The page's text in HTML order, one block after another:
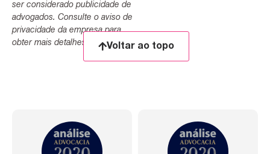
ser considerado publicidade de
advogados. Consulte o aviso de
privacidade da empresa para
obter mais detalhes.
Voltar ao topo